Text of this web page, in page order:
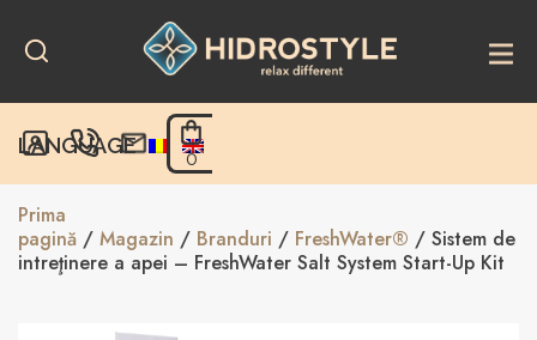
content
LANGUAGE
0
Prima
pagină / Magazin / Branduri / FreshWater® / Sistem de
intreţinere a apei – FreshWater Salt System Start-Up Kit